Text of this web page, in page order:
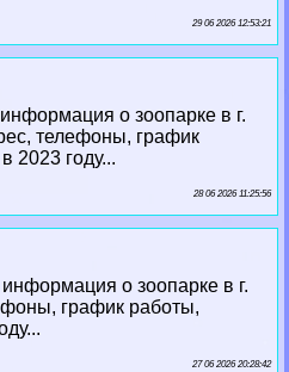
29 06 2026 12:53:21
о зоопарке в г.
телефоны, график
2023 году...
28 06 2026 11:25:56
о зоопарке в г.
график работы,
27 06 2026 20:28:42